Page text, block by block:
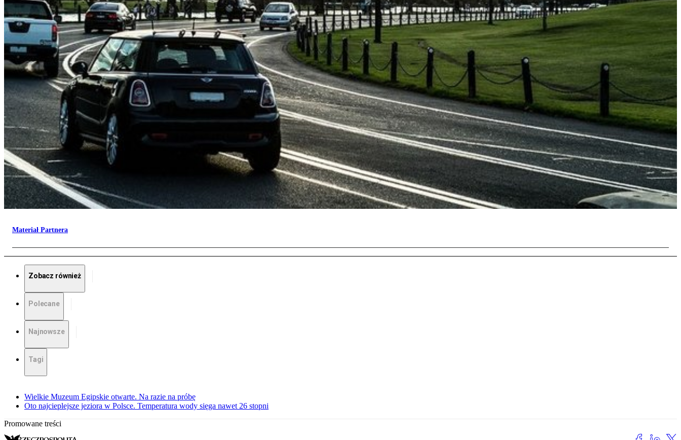
Materiał Partnera
Zobacz również
Polecane
Najnowsze
Tagi
Wielkie Muzeum Egipskie otwarte. Na razie na próbę
Oto najcieplejsze jeziora w Polsce. Temperatura wody sięga nawet 26 stopni
Promowane treści